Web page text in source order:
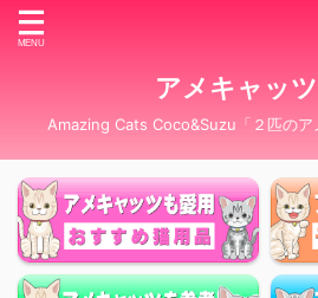
アメキャッ
Amazing Cats Coco&Suzu「２匹のア